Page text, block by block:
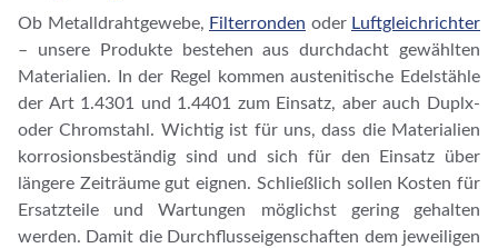
Ob Metalldrahtgewebe, Filterronden oder Luftgleichrichter
– unsere Produkte bestehen aus durchdacht gewählten
Materialien. In der Regel kommen austenitische Edelstähle
der Art 1.4301 und 1.4401 zum Einsatz, aber auch Duplx-
oder Chromstahl. Wichtig ist für uns, dass die Materialien
korrosionsbeständig sind und sich für den Einsatz über
längere Zeiträume gut eignen. Schließlich sollen Kosten für
Ersatzteile und Wartungen möglichst gering gehalten
werden. Damit die Durchflusseigenschaften dem jeweiligen